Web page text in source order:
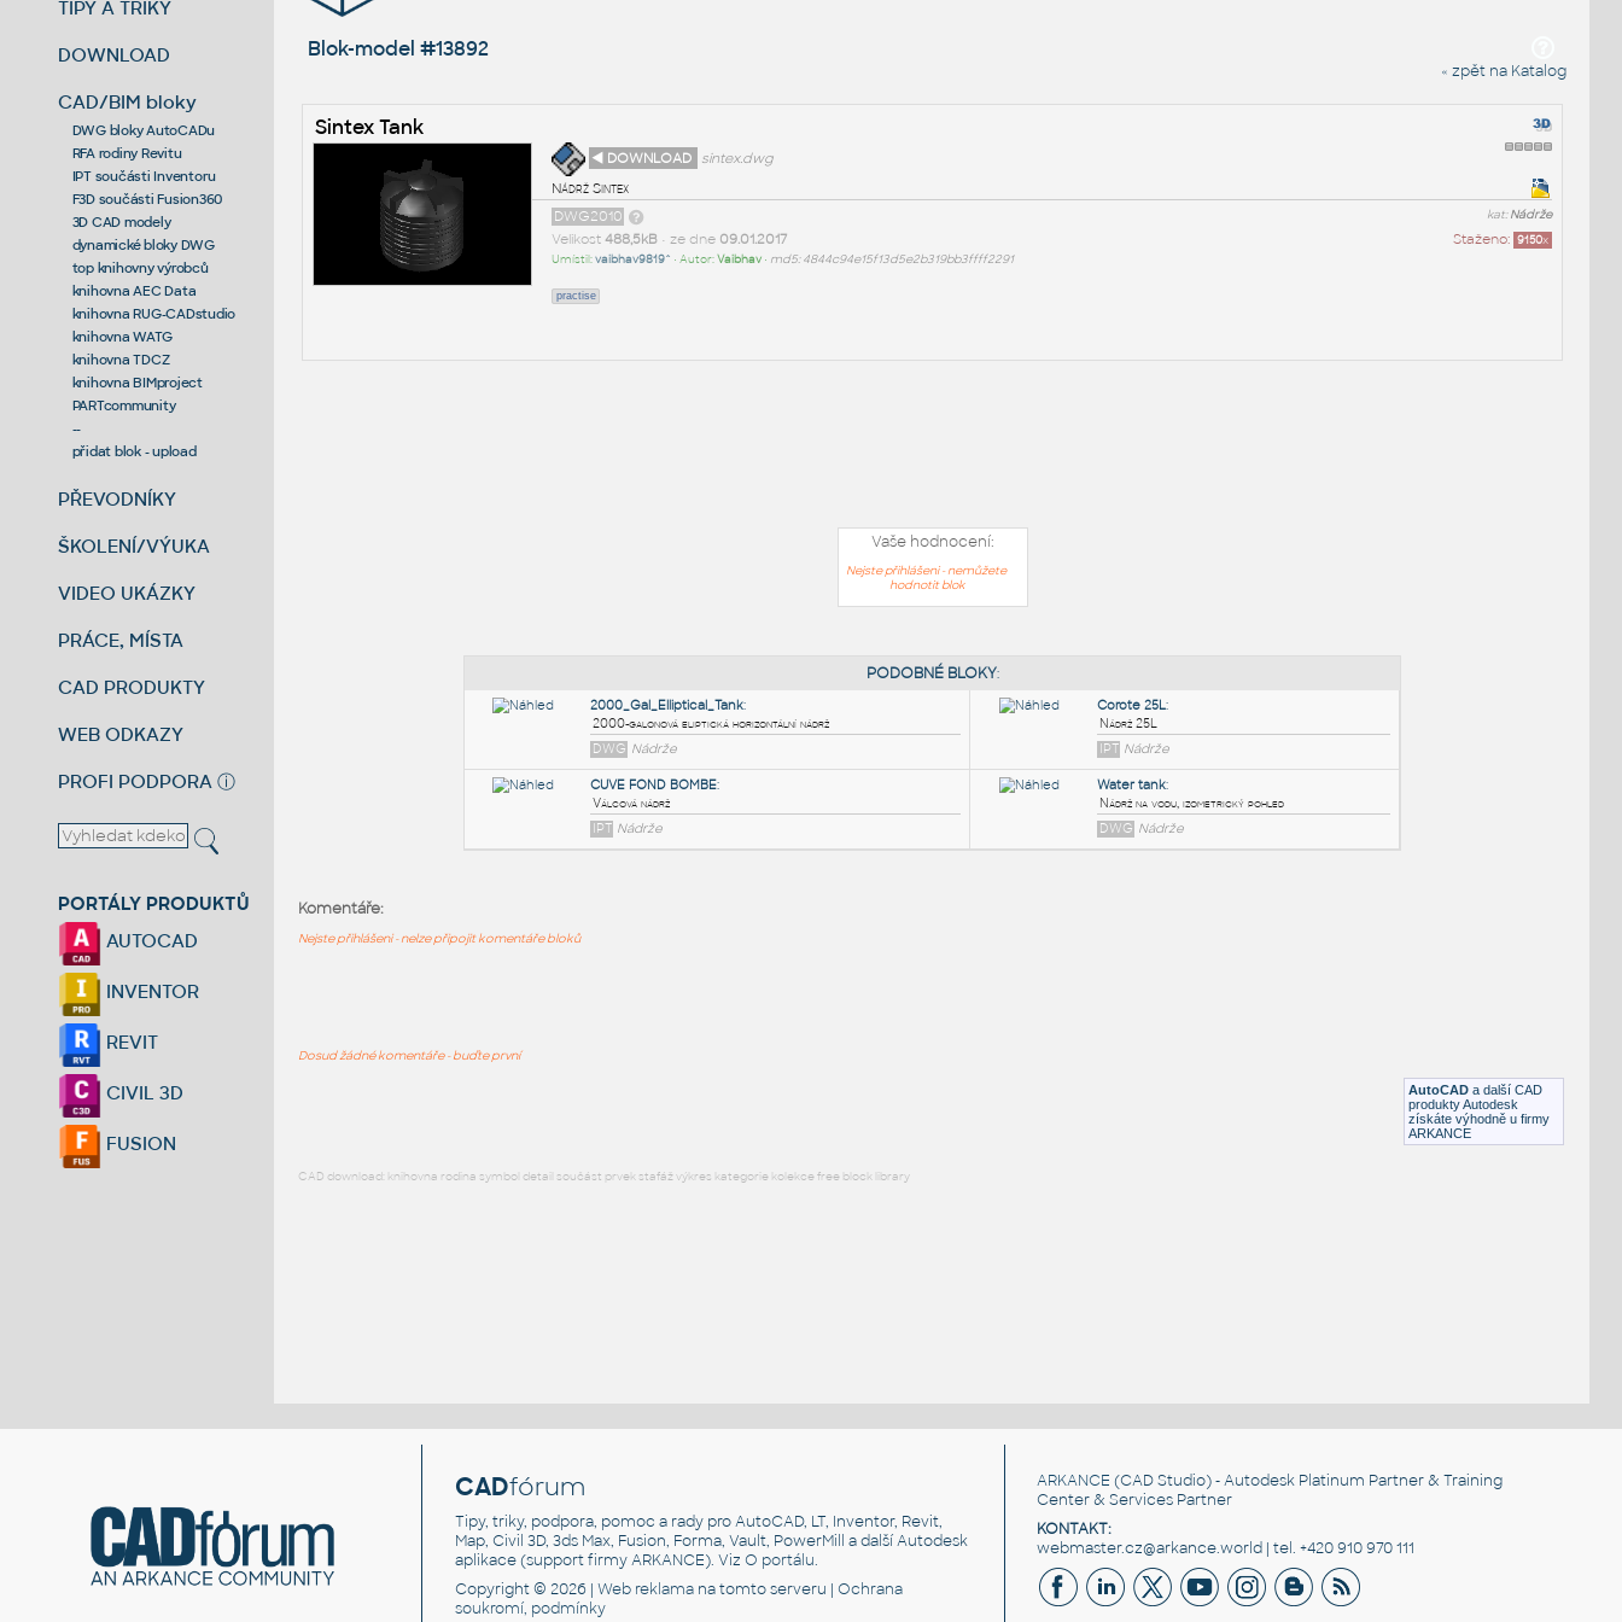
TIPY A TRIKY
DOWNLOAD
CAD/BIM bloky
DWG bloky AutoCADu
RFA rodiny Revitu
IPT součásti Inventoru
F3D součásti Fusion360
3D CAD modely
dynamické bloky DWG
top knihovny výrobců
knihovna AEC Data
knihovna RUG-CADstudio
knihovna WATG
knihovna TDCZ
knihovna BIMproject
PARTcommunity
--
přidat blok - upload
PŘEVODNÍKY
ŠKOLENÍ/VÝUKA
VIDEO UKÁZKY
PRÁCE, MÍSTA
CAD PRODUKTY
WEB ODKAZY
PROFI PODPORA ⓘ
PORTÁLY PRODUKTŮ
AUTOCAD
INVENTOR
REVIT
CIVIL 3D
FUSION
Blok-model #13892
« zpět na Katalog
Sintex Tank
◄ DOWNLOAD
sintex.dwg
Nádrž Sintex
kat:Nádrže
DWG2010
Staženo: 9150x
Velikost 488,5kB• ze dne 09.01.2017
Umístil:vaibhav9819^ • Autor:Vaibhav• md5: 4844c94e15f13d5e2b319bb3ffff2291
practise
Vaše hodnocení:
Nejste přihlášeni - nemůžete
hodnotit blok
AutoCAD a další CAD
produkty Autodesk
získáte výhodně u firmy
ARKANCE
Komentáře:
Nejste přihlášeni - nelze připojit komentáře bloků
Dosud žádné komentáře - buďte první
CAD download: knihovna rodina symbol detail součást prvek stafáž výkres kategorie kolekce free block library
CADfórum
Tipy, triky, podpora, pomoc a rady pro AutoCAD, LT, Inventor, Revit,
Map, Civil 3D, 3ds Max, Fusion, Forma, Vault, PowerMill a další Autodesk
aplikace (support firmy ARKANCE). VizO portálu.
Copyright © 2026 |Web reklama na tomto serveru |Ochrana
soukromí, podmínky
ARKANCE (CAD Studio) - Autodesk Platinum Partner & Training
Center & Services Partner
KONTAKT:
webmaster.cz@arkance.world | tel. +420 910 970 111